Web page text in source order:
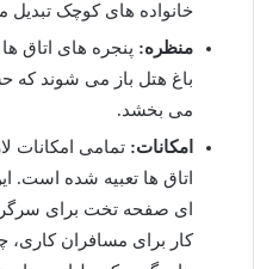
خانواده های کوچک تبدیل
منظره: پنجره های اتاق
باغ هتل باز می شوند که
می بخشد.
امکانات: تمامی امکانات
اتاق ها تعبیه شده است.
ای صفحه تخت برای
کار برای مسافران